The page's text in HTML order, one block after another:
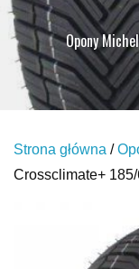
Opony
Strona główna /
Crossclimate+